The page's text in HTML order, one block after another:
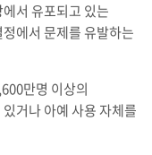
서 유포되고 있는
에서 문제를 유발하는
만명 이상의
거나 아예 사용 자체를